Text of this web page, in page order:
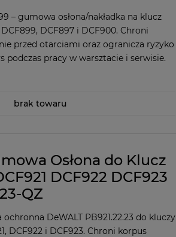
– gumowa osłona/nakładka na klucz
DCF897 i DCF900. Chroni
przed otarciami oraz ogranicza ryzyko
podczas pracy w warsztacie i serwisie.
brak towaru
Osłona do Klucz
DCF922 DCF923
QZ
ochronna DeWALT PB921.22.23 do kluczy
DCF922 i DCF923. Chroni korpus